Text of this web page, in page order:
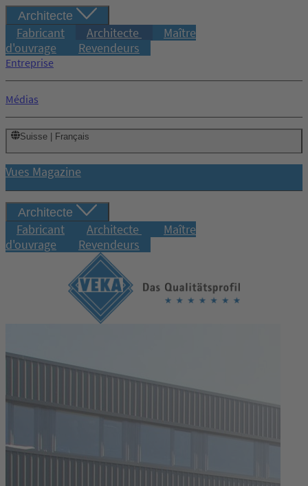
Architecte
Fabricant Architecte
Maître
d'ouvrage
Revendeurs
Entreprise
Médias
Suisse | Français
Vues Magazine
Architecte
Fabricant Architecte
Maître
d'ouvrage
Revendeurs